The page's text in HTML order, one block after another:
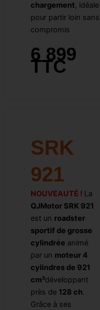
chargement, idéale
pour partir loin sans
compromis
6 899
TTC
SRK
921
NOUVEAUTÉ ! La
QJMotor SRK 921
est un roadster
sportif de grosse
cylindrée animé
par un moteur 4
cylindres de 921
cm³développant
près de 128 ch.
Grâce à ses